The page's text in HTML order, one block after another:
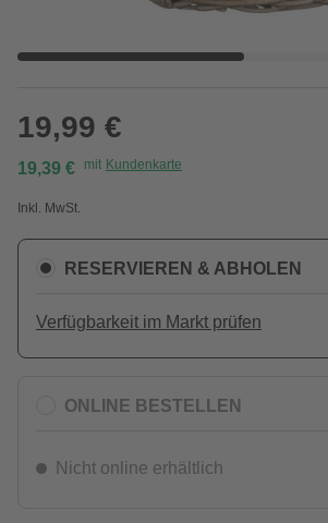
19,99 €
19,39 € mit Kundenkarte
Inkl. MwSt.
RESERVIEREN & ABHOLEN
Verfügbarkeit im Markt prüfen
ONLINE BESTELLEN
Nicht online erhältlich